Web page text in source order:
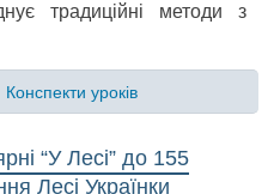
традиційні методи з
Конспекти уроків
“У Лесі” до 155
Лесі Українки